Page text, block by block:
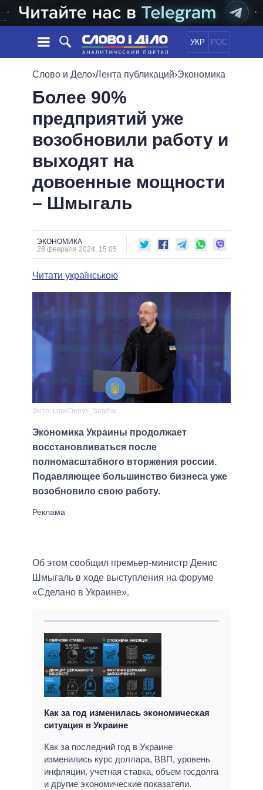
УКР РОС
НОВОСТИ
ЛЕНТА
СОБЫТИЯ
СТАТЬИ
ОБЗОРЫ
ДАЙДЖЕСТЫ
ЭКОНОМИКА
ОБЩЕСТВО
МИР
ОБЕЩАНИЯ
ПОЛИТИКИ
ПРЕЗИДЕНТ И ОФИС
ВЕРХОВНАЯ РАДА
КАБИНЕТ МИНИСТРОВ
МЭРЫ
ВСЕ ПЕРСОНЫ
ИНФОГРАФИКА
ВИДЕО
ПОДДЕРЖАТЬ
СРАВНЕНИЕ ПОЛИТИКОВ
Слово и Дело›Лента публикаций›Экономика
Более 90%
предприятий уже
возобновили работу и
выходят на
довоенные мощности
– Шмыгаль
ЭКОНОМИКА
26 февраля 2024, 15:05
Читати українською
Фото: t.me/Denys_Smyhal
Экономика Украины продолжает
восстановливаться после
полномасштабного вторжения россии.
Подавляющее большинство бизнеса уже
возобновило свою работу.
Об этом сообщил премьер-министр Денис
Шмыгаль в ходе выступления на форуме
«Сделано в Украине».
Как за год изменилась экономическая
ситуация в Украине
Как за последний год в Украине
изменились курс доллара, ВВП, уровень
инфляции, учетная ставка, объем госдолга
и другие экономические показатели.